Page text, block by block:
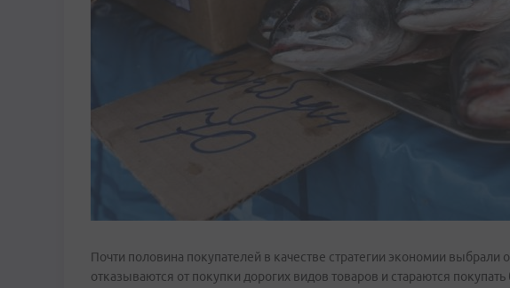
Почти половина покупателей в качестве стратегии экономии выбрали
отказываются от покупки дорогих видов товаров и стараются